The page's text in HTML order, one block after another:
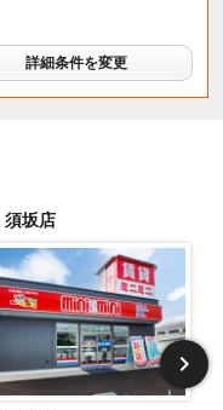
詳細条件を変更
須坂店